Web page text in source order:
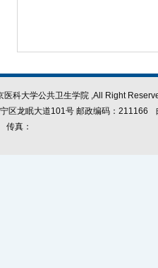
医科大学公共卫生学院 ,All Right
区龙眠大道101号 邮政编码：211166
传真：